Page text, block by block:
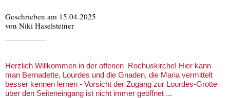
Geschrieben am 15.04.2025
von Niki Haselsteiner
Herzlich Willkommen in der offenen Rochuskirche! Hier kann
man Bernadette, Lourdes und die Gnaden, die Maria vermittelt
besser kennen lernen - Vorsicht der Zugang zur Lourdes-Grotte
über den Seiteneingang ist nicht immer geöffnet ...